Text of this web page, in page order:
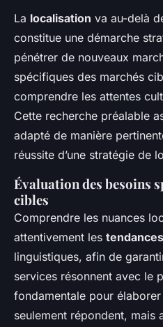
La localisation va au-delà
constitue une démarche
pénétrer de nouveaux
spécifiques des marchés
comprendre les attentes
Cette recherche préalable
adapté de manière
réussite d’une stratégie de
Évaluation des besoins
cibles
Comprendre les nuances
attentivement les
linguistiques, afin de
services résonnent avec le
fondamentale pour
seulement répondent, mais